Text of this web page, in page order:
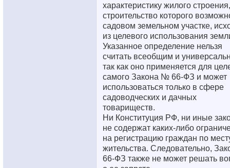
характеристику жилого строения,
строительство которого
садовом земельном участке,
из целевого использования
Указанное определение нельзя
считать всеобщим и
так как оно применяется для
самого Закона № 66-ФЗ и может
использоваться только в сфере
садоводческих и дачных
товариществ.
Ни Конституция РФ, ни иные
не содержат каких-либо
на регистрацию граждан по
жительства. Следовательно,
66-ФЗ также не может решать